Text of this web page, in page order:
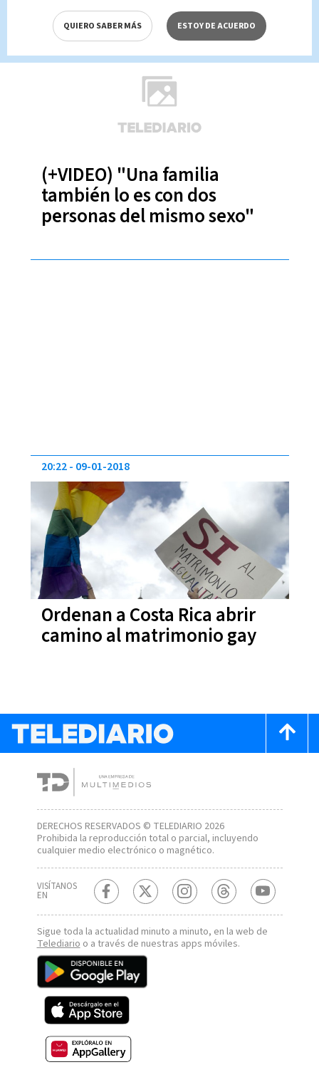
(+VIDEO) "Una familia
también lo es con dos
personas del mismo sexo"
01:08 11-01-2018
Ordenan a Costa Rica abrir
camino al matrimonio gay
20:22 09-01-2018
DERECHOS RESERVADOS © TELEDIARIO 2026
Prohibida la reproducción total o parcial, incluyendo
cualquier medio electrónico o magnético.
VISÍTANOS
EN
Sigue toda la actualidad minuto a minuto, en la web de
Telediario o a través de nuestras apps móviles.
QUIERO SABER MÁS ESTOY DE ACUERDO